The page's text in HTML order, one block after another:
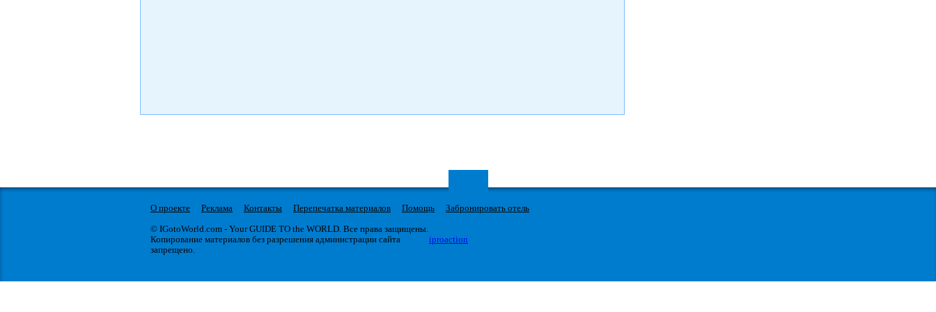
О проекте Реклама Контакты Перепечатка материалов Помощь
Забронировать отель
© IGotoWorld.com - Your GUIDE TO the WORLD. Все права защищены.
Копирование материалов без разрешения администрации сайта
запрещено.
iproaction